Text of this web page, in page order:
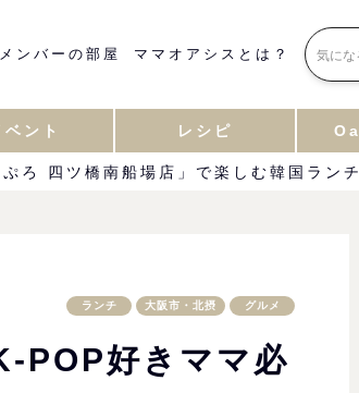
メンバーの部屋 ママオアシスとは？
ベント レシピ
ろ 四ツ橋南船場店」で楽しむ韓国ラン
ランチ 大阪市・北摂 グルメ
POP好きママ必